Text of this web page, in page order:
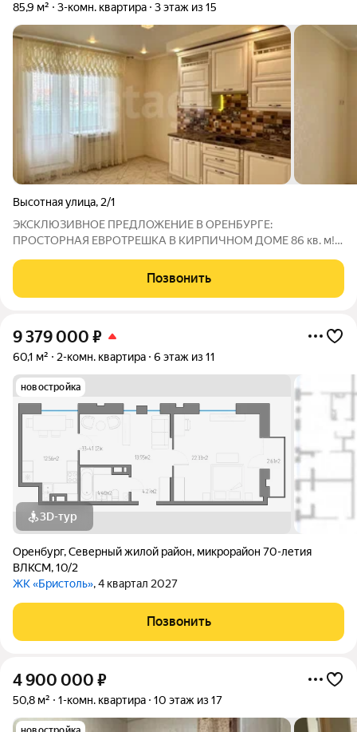
85,9 м² 3-комн. квартира 3 этаж из 15
Высотная улица, 2/1
ЭКСКЛЮЗИВНОЕ ПРЕДЛОЖЕНИЕ В ОРЕНБУРГЕ:
ПРОСТОРНАЯ ЕВРОТРЕШКА В КИРПИЧНОМ ДОМЕ 86 кв. м!
функциональность и развитую инфраструктуру.
Позвонить
9 379 000 ₽
60,1 м² 2-комн. квартира 6 этаж из 11
новостройка
3D-тур
Оренбург,Северный жилой район, микрорайон 70-летия
ВЛКСМ,10/2
ЖК «Бристоль», 4 квартал 2027
Позвонить
4 900 000 ₽
50,8 м² 1-комн. квартира 10 этаж из 17